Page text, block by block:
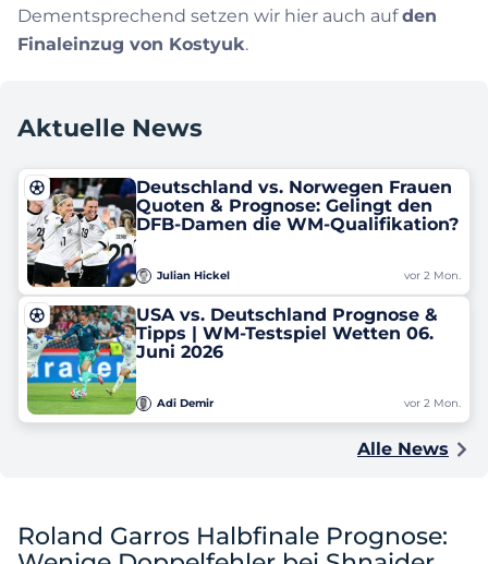
Dementsprechend setzen wir hier auch aufden
Finaleinzug von Kostyuk.
Aktuelle News
Deutschland vs. Norwegen Frauen
Quoten & Prognose: Gelingt den
DFB-Damen die WM-Qualifikation?
Julian Hickel vor 2 Mon.
USA vs. Deutschland Prognose &
Tipps | WM-Testspiel Wetten 06.
Juni 2026
Adi Demir vor 2 Mon.
Alle News
Roland Garros Halbfinale Prognose: